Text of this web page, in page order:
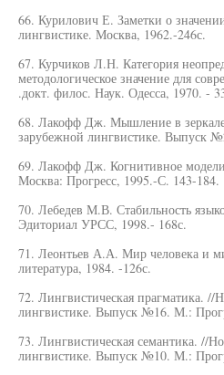
66. Курилович Е. Заметки о
лингвистике. Москва, 1962.-246с.
67. Курчиков Л.Н. Категория
методологическое значение для
.докт. филос. Наук. Одесса, 1970. -
68. Лакофф Дж. Мышление в
зарубежной лингвистике. Выпуск
69. Лакофф Дж. Когнитивное
Москва: Прогресс, 1995.-С. 143-184.
70. Лебедев М.В. Стабильность
Эдиториал УРСС, 1998.- 168с.
71. Леонтьев А.А. Мир человека и
литература, 1984. -126с.
72. Лингвистическая прагматика. //
лингвистике. Выпуск №16. М.:
73. Лингвистическая семантика. //
лингвистике. Выпуск №10. М.: